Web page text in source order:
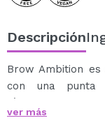
Descripción
Brow Ambition
con una punta
fácilmente trazos
más rellenas.
ver más